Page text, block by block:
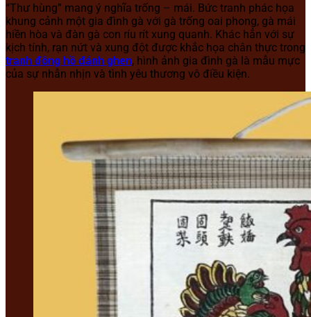
“Thư hùng” mang ý nghĩa trống – mái. Bức tranh phác họa
khung cảnh một gia đình gà với gà trống oai phong, gà mái
hiền hòa và đàn gà con ríu rít xung quanh. Khác hẳn với sự
kịch tính, rạn nứt và xung đột được khắc họa chân thực trong
tranh đông hồ đánh ghen, hình ảnh gia đình gà là mẫu mực
của sự nhẫn nhịn và tình yêu thương vô điều kiện.